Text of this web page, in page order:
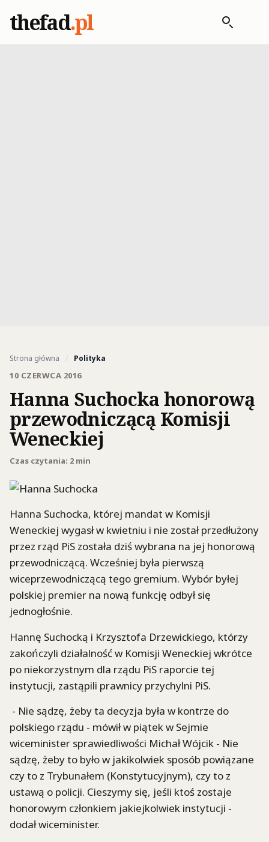
thefad.pl
Strona główna / Polityka
10 CZERWCA 2016
Hanna Suchocka honorową
przewodniczącą Komisji
Weneckiej
Czas czytania: 2 min
Hanna Suchocka, której mandat w Komisji
Weneckiej wygasł w kwietniu i nie został przedłużony
przez rząd PiS została dziś wybrana na jej honorową
przewodniczącą. Wcześniej była pierwszą
wiceprzewodniczącą tego gremium. Wybór byłej
polskiej premier na nową funkcję odbył się
jednogłośnie.
Hannę Suchocką i Krzysztofa Drzewickiego, którzy
zakończyli działalność w Komisji Weneckiej wkrótce
po niekorzystnym dla rządu PiS raporcie tej
instytucji, zastąpili prawnicy przychylni PiS.
- Nie sądzę, żeby ta decyzja była w kontrze do
polskiego rządu - mówił w piątek w Sejmie
wiceminister sprawiedliwości Michał Wójcik - Nie
sądzę, żeby to było w jakikolwiek sposób powiązane
czy to z Trybunałem (Konstytucyjnym), czy to z
ustawą o policji. Cieszymy się, jeśli ktoś zostaje
honorowym członkiem jakiejkolwiek instytucji -
dodał wiceminister.